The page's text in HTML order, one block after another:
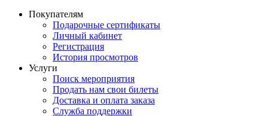
Покупателям
Подарочные сертификаты
Личный кабинет
Регистрация
История просмотров
Услуги
Поиск мероприятия
Продать нам свои билеты
Доставка и оплата заказа
Служба поддержки